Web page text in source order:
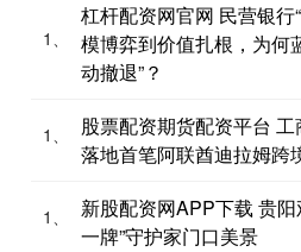
1、
杠杆配资网官网 民营银行
模博弈到价值扎根，为何
动撤退”？
1、
股票配资期货配资平台
落地首笔阿联酋迪拉姆跨
1、
新股配资网APP下载 贵阳
一牌”守护家门口美景